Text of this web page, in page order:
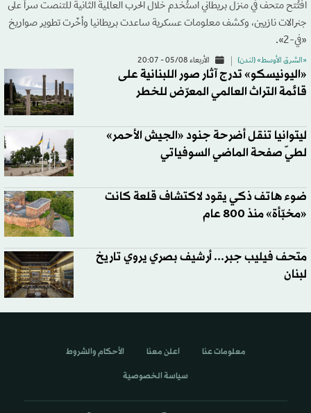
افتُتح متحف في منزل بريطاني استُخدم خلال الحرب العالمية الثانية للتنصت سراً على
جنرالات نازيين، وكشف معلومات عسكرية ساعدت بريطانيا وأخّرت تطوير صواريخ
«في-2».
«الشرق الأوسط» (لندن) الأربعاء 05/08 - 20:07
«اليونيسكو» تدرج آثار صور اللبنانية على
قائمة التراث العالمي المعرّض للخطر
ليتوانيا تنقل أضرحة جنود «الجيش الأحمر»
لطيّ صفحة الماضي السوفياتي
ضوء هاتف ذكي يقود لاكتشاف قلعة كانت
«مخبّأة» منذ 800 عام
متحف فيليب جبر... أرشيف بصري يروي تاريخ
لبنان
معلومات عنا اعلن معنا الأحكام والشروط
سياسة الخصوصية